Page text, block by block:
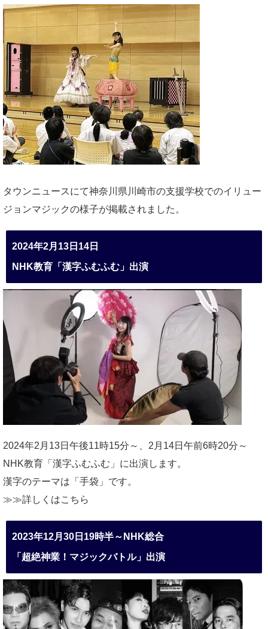
タウンニュースにて神奈川県川崎市の支援学校でのイリュー
ジョンマジックの様子が掲載されました。
2024年2月13日14日
NHK教育「漢字ふむふむ」出演
2024年2月13日午後11時15分～、2月14日午前6時20分～
NHK教育「漢字ふむふむ」に出演します。
漢字のテーマは「手袋」です。
≫≫詳しくはこちら
2023年12月30日19時半～NHK総合
「超絶神業！マジックバトル」出演